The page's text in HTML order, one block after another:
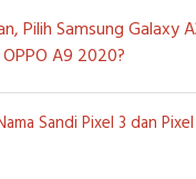
Pilih Samsung Galaxy
A9 2020?
Sandi Pixel 3 dan